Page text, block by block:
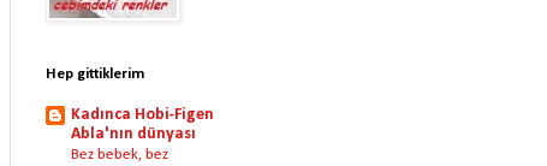
Hep gittiklerim
Kadınca Hobi-Figen
Abla'nın dünyası
Bez bebek, bez